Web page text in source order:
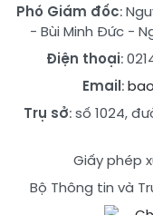
Phó Giám đốc:
- Bùi Minh Đức-
Điện thoại:
Email:
Trụ sở: số 1024,
Giấy phép
Bộ Thông tin và